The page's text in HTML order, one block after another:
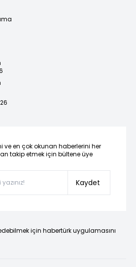
ve en çok okunan haberlerini her
takip etmek için bültene üye
Kaydet
için habertürk uygulamasını